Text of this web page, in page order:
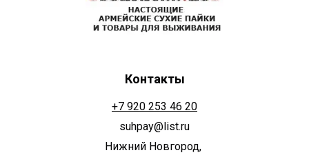
Контакты
+7 920 253 46 20
suhpay@list.ru
Нижний Новгород,